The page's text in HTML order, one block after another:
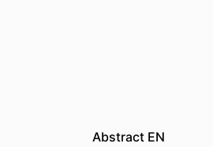
Abstract EN